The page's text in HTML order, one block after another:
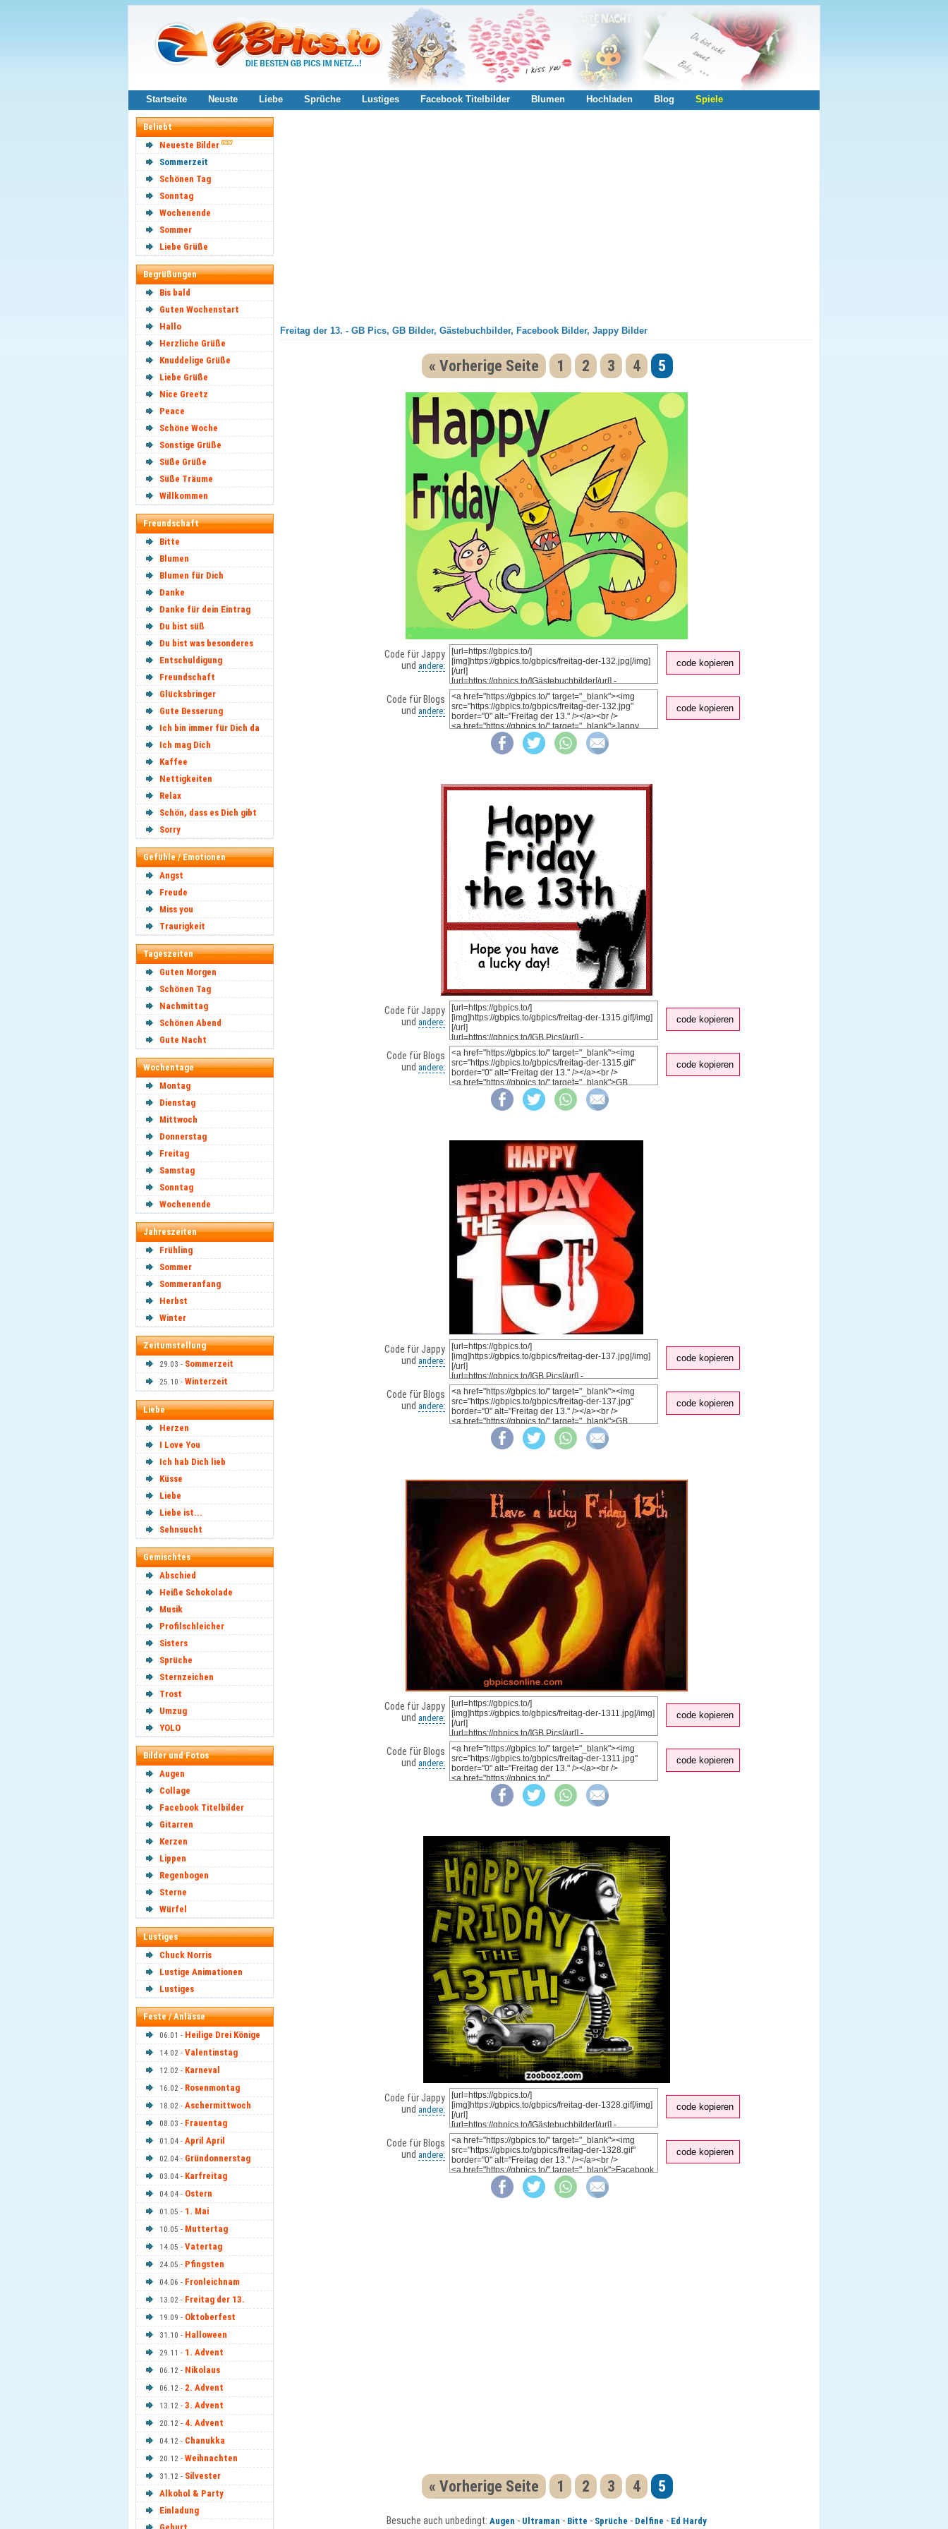
Startseite Neuste Liebe Sprüche Lustiges Facebook Titelbilder Blumen Hochladen Blog Spiele
Beliebt
Neueste Bilder
Sommerzeit
Schönen Tag
Sonntag
Wochenende
Sommer
Liebe Grüße
Begrüßungen
Bis bald
Guten Wochenstart
Hallo
Herzliche Grüße
Knuddelige Grüße
Liebe Grüße
Nice Greetz
Peace
Schöne Woche
Sonstige Grüße
Süße Grüße
Süße Träume
Willkommen
Freundschaft
Bitte
Blumen
Blumen für Dich
Danke
Danke für dein Eintrag
Du bist süß
Du bist was besonderes
Entschuldigung
Freundschaft
Glücksbringer
Gute Besserung
Ich bin immer für Dich da
Ich mag Dich
Kaffee
Nettigkeiten
Relax
Schön, dass es Dich gibt
Sorry
Gefühle / Emotionen
Angst
Freude
Miss you
Traurigkeit
Tageszeiten
Guten Morgen
Schönen Tag
Nachmittag
Schönen Abend
Gute Nacht
Wochentage
Montag
Dienstag
Mittwoch
Donnerstag
Freitag
Samstag
Sonntag
Wochenende
Jahreszeiten
Frühling
Sommer
Sommeranfang
Herbst
Winter
Zeitumstellung
29.03 - Sommerzeit
25.10 - Winterzeit
Liebe
Herzen
I Love You
Ich hab Dich lieb
Küsse
Liebe
Liebe ist...
Sehnsucht
Gemischtes
Abschied
Heiße Schokolade
Musik
Profilschleicher
Sisters
Sprüche
Sternzeichen
Trost
Umzug
YOLO
Bilder und Fotos
Augen
Collage
Facebook Titelbilder
Gitarren
Kerzen
Lippen
Regenbogen
Sterne
Würfel
Lustiges
Chuck Norris
Lustige Animationen
Lustiges
Feste / Anlässe
06.01 - Heilige Drei Könige
14.02 - Valentinstag
12.02 - Karneval
16.02 - Rosenmontag
18.02 - Aschermittwoch
08.03 - Frauentag
01.04 - April April
02.04 - Gründonnerstag
03.04 - Karfreitag
04.04 - Ostern
01.05 - 1. Mai
10.05 - Muttertag
14.05 - Vatertag
24.05 - Pfingsten
04.06 - Fronleichnam
13.02 - Freitag der 13.
19.09 - Oktoberfest
31.10 - Halloween
29.11 - 1. Advent
06.12 - Nikolaus
06.12 - 2. Advent
13.12 - 3. Advent
20.12 - 4. Advent
04.12 - Chanukka
20.12 - Weihnachten
31.12 - Silvester
Alkohol & Party
Einladung
Freitag der 13. - GB Pics, GB Bilder, Gästebuchbilder, Facebook Bilder, Jappy Bilder
« Vorherige Seite 1 2 3 4 5
Code für Jappy
und andere: code kopieren
Code für Blogs
und andere: code kopieren
Code für Jappy
und andere: code kopieren
Code für Blogs
und andere: code kopieren
Code für Jappy
und andere: code kopieren
Code für Blogs
und andere: code kopieren
Code für Jappy
und andere: code kopieren
Code für Blogs
und andere: code kopieren
Code für Jappy
und andere: code kopieren
Code für Blogs
und andere: code kopieren
« Vorherige Seite 1 2 3 4 5
Besuche auch unbedingt: Augen - Ultraman - Bitte - Sprüche - Delfine - Ed Hardy